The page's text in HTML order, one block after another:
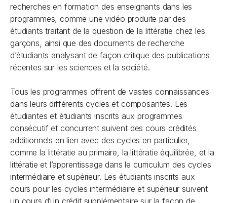
recherches en formation des enseignants dans les
programmes, comme une vidéo produite par des
étudiants traitant de la question de la littératie chez les
garçons, ainsi que des documents de recherche
d’étudiants analysant de façon critique des publications
récentes sur les sciences et la société.
Tous les programmes offrent de vastes connaissances
dans leurs différents cycles et composantes. Les
étudiantes et étudiants inscrits aux programmes
consécutif et concurrent suivent des cours crédités
additionnels en lien avec des cycles en particulier,
comme la littératie au primaire, la littératie équilibrée, et la
littératie et l’apprentissage dans le curriculum des cycles
intermédiaire et supérieur. Les étudiants inscrits aux
cours pour les cycles intermédiaire et supérieur suivent
un cours d’un crédit supplémentaire sur la façon de